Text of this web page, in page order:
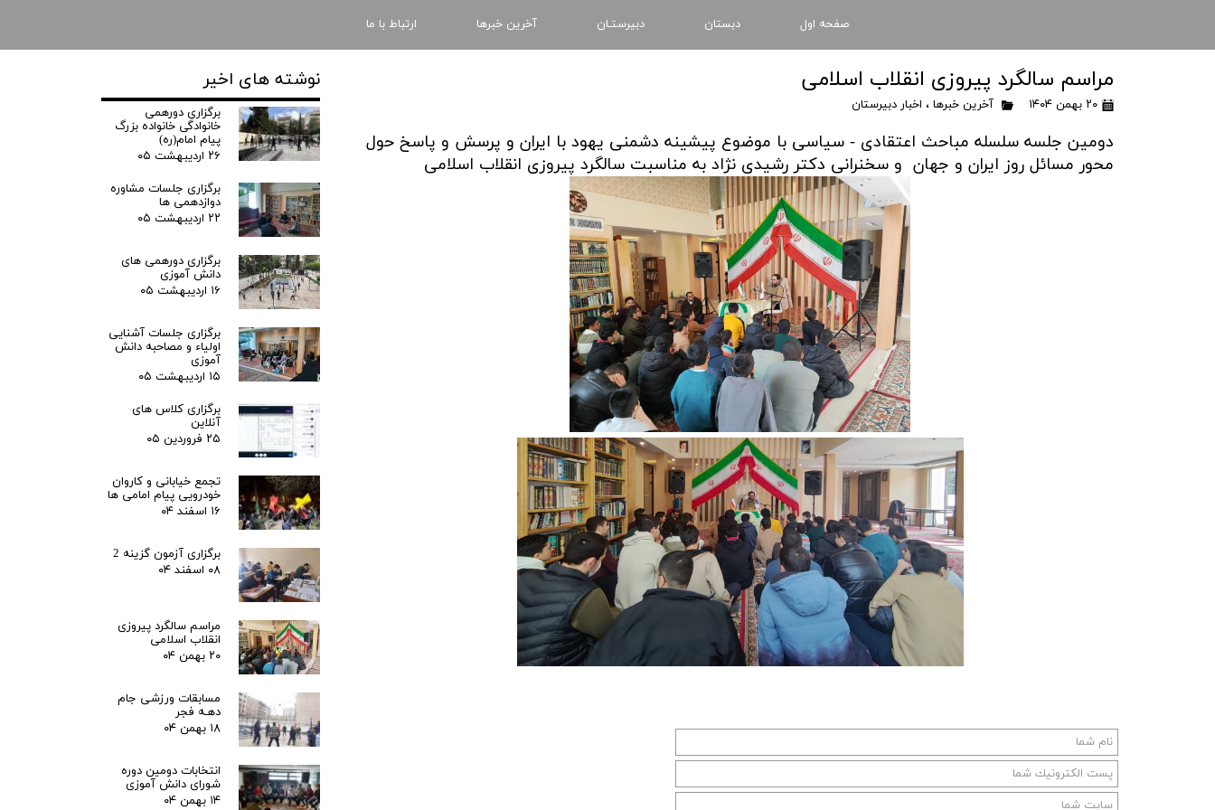
صفحه اول دبستان دبیرستـان آخرین خبرها ارتباط با ما
مراسم سالگرد پیروزی انقلاب اسلامی
۲۰ بهمن ۱۴۰۴ آخرین خبرها ، اخبار دبیرستان
دومین جلسه سلسله مباحث اعتقادی - سیاسی با موضوع پیشینه دشمنی یهود با ایران و پرسش و پاسخ حول
محور مسائل روز ایران و جهان و سخنرانی دکتر رشیدی نژاد به مناسبت سالگرد پیروزی انقلاب اسلامی
نوشته های اخیر
برگزاری دورهمی
خانوادگی خانواده بزرگ
پیام امام(ره)
۲۶ اردیبهشت ۰۵
برگزاری جلسات مشاوره
دوازدهمی ها
۲۲ اردیبهشت ۰۵
برگزاری دورهمی های
دانش آموزی
۱۶ اردیبهشت ۰۵
برگزاری جلسات آشنایی
اولیاء و مصاحبه دانش
آموزی
۱۵ اردیبهشت ۰۵
برگزاری کلاس های
آنلاین
۲۵ فروردین ۰۵
تجمع خیابانی و کاروان
خودرویی پیام امامی ها
۱۶ اسفند ۰۴
برگزاری آزمون گزینه 2
۰۸ اسفند ۰۴
مراسم سالگرد پیروزی
انقلاب اسلامی
۲۰ بهمن ۰۴
مسابقات ورزشی جام
دهـه فجر
۱۸ بهمن ۰۴
انتخابات دومین دوره
شورای دانش آموزی
۱۴ بهمن ۰۴